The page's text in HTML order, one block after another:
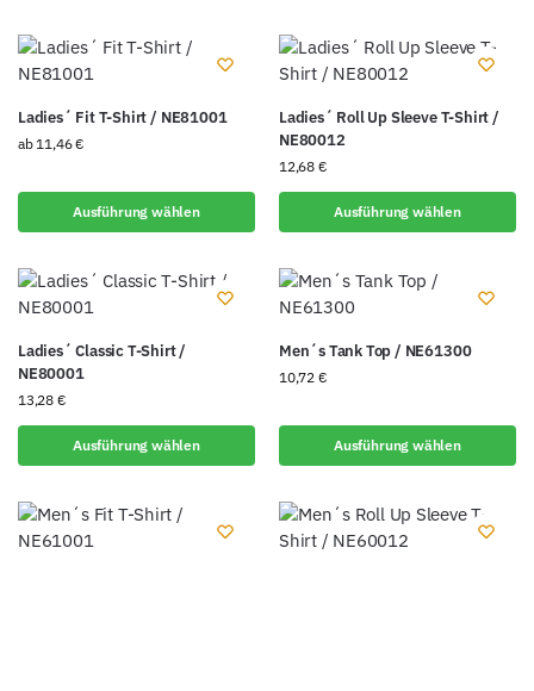
Ladies´ Fit T-Shirt / NE81001
ab 11,46€
Ausführung wählen
Ladies´ Roll Up Sleeve T-Shirt /
NE80012
12,68 €
Ausführung wählen
Ladies´ Classic T-Shirt /
NE80001
13,28 €
Ausführung wählen
Men´s Tank Top / NE61300
10,72 €
Ausführung wählen